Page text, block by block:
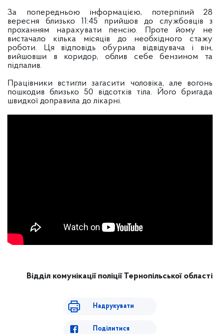
За попередньою інформацією, потерпілий 28
вересня близько 11:45 прийшов до службовців з
проханням нарахувати пенсію. Проте йому не
вистачало кілька місяців до необхідного стажу
роботи. Ця відповідь обурила відвідувача і він,
вийшовши в коридор, облив себе бензином та
підпалив.
Працівники встигли загасити чоловіка, але вогонь
пошкодив близько 50 відсотків тіла. Його бригада
швидкої доправила до лікарні.
Відділ комунікації поліціїТернопільської області
Надрукувати
Поділитися